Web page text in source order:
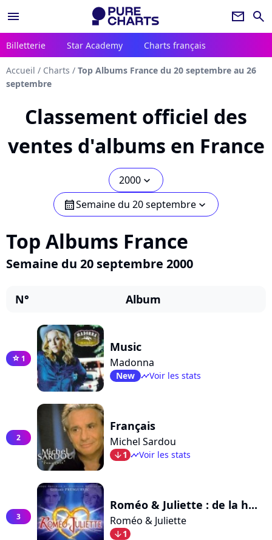
menu newsletter search
Billetterie Star Academy Charts français
Accueil / Charts / Top Albums France du 20 septembre au 26
septembre
Classement officiel des
ventes d'albums en France
2000 chevron_bot
calendarSemaine du 20 septembre chevron_bot
Top Albums France
Semaine du 20 septembre 2000
N° Album
star 1
Music
Madonna
New timelineVoir les stats
2
Français
Michel Sardou
arrow_bot1 timelineVoir les stats
3
Roméo & Juliette : de la h...
Roméo & Juliette
arrow_bot1